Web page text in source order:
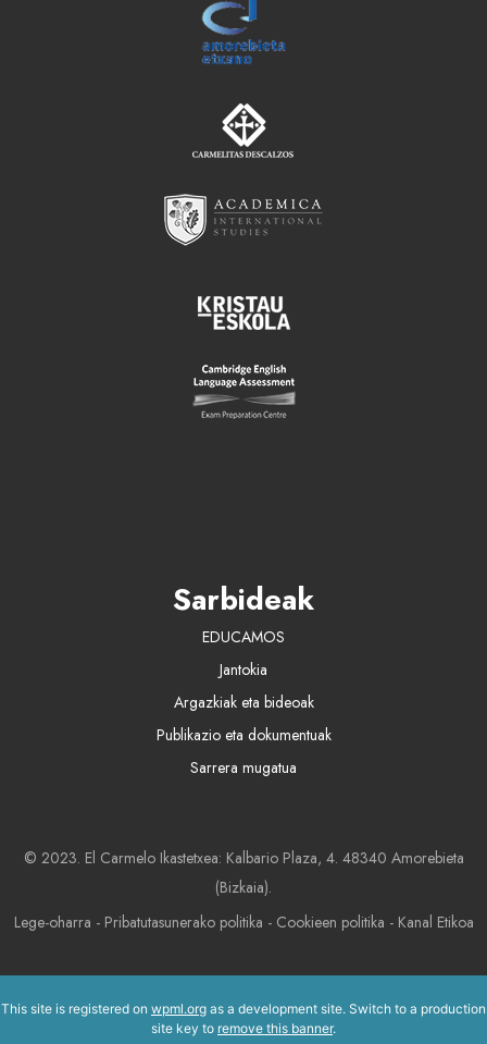
Sarbideak
EDUCAMOS
Jantokia
Argazkiak eta bideoak
Publikazio eta dokumentuak
Sarrera mugatua
© 2023. El Carmelo Ikastetxea: Kalbario Plaza, 4. 48340 Amorebieta
(Bizkaia).
Lege-oharra - Pribatutasunerako politika - Cookieen politika - Kanal Etikoa
This site is registered on wpml.org as a development site. Switch to a production
site key to remove this banner.